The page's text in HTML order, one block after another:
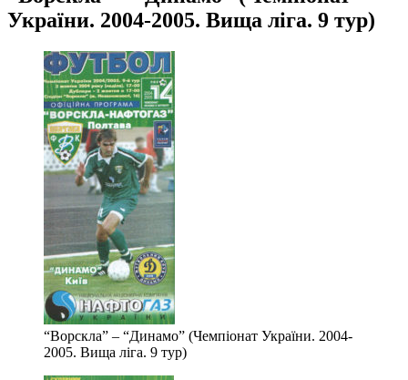
України. 2004-2005. Вища ліга. 9 тур)
“Ворскла” – “Динамо” (Чемпіонат України. 2004-
2005. Вища ліга. 9 тур)